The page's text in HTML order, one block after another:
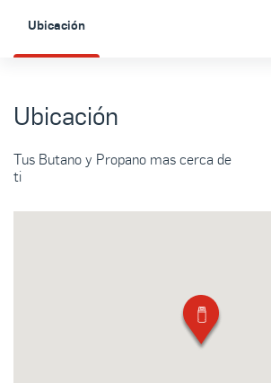
Ubicación
Ubicación
Tus Butano y Propano mas cerca de
ti